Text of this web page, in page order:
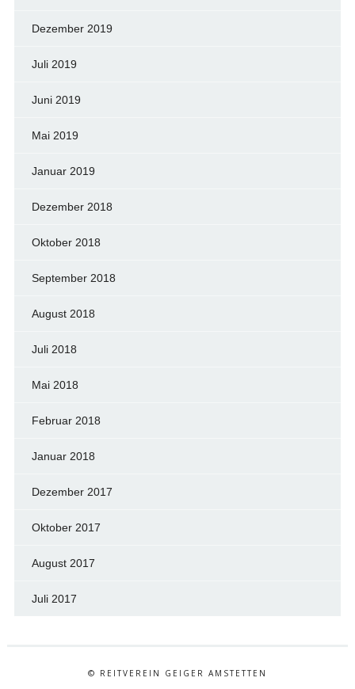
Dezember 2019
Juli 2019
Juni 2019
Mai 2019
Januar 2019
Dezember 2018
Oktober 2018
September 2018
August 2018
Juli 2018
Mai 2018
Februar 2018
Januar 2018
Dezember 2017
Oktober 2017
August 2017
Juli 2017
© REITVEREIN GEIGER AMSTETTEN